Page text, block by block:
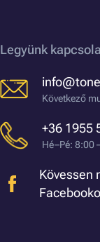
Legyünk
Következő
+36 1955
Hé–Pé: 8:00
Kövessen